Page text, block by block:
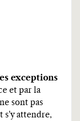
exceptions
et par la
sont pas
s'y attendre,